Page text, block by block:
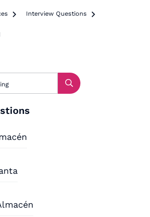
 Interview Questions 